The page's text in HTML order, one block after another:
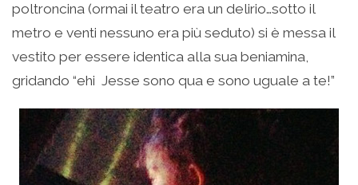
poltroncina (ormai il teatro era un delirio…sotto il
metro e venti nessuno era più seduto) si è messa il
vestito per essere identica alla sua beniamina,
gridando “ehi Jesse sono qua e sono uguale a te!”